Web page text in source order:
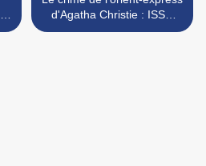
d'Agatha Christie : ISSN
2607-0006 >